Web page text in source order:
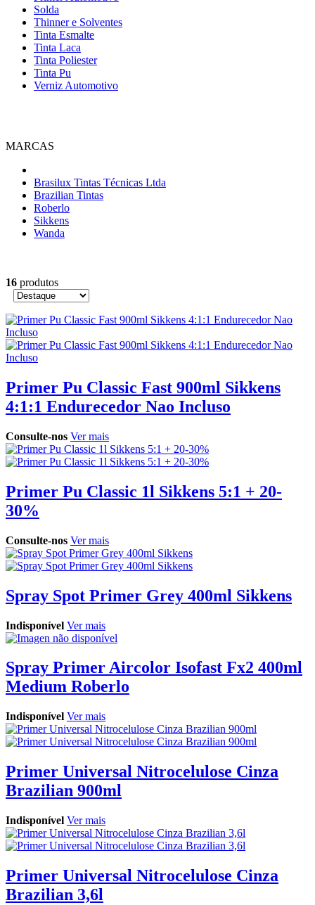
Solda
Thinner e Solventes
Tinta Esmalte
Tinta Laca
Tinta Poliester
Tinta Pu
Verniz Automotivo
MARCAS
Brasilux Tintas Técnicas Ltda
Brazilian Tintas
Roberlo
Sikkens
Wanda
16 produtos
Primer Pu Classic Fast 900ml Sikkens
4:1:1 Endurecedor Nao Incluso
Consulte-nos Ver mais
Primer Pu Classic 1l Sikkens 5:1 + 20-
30%
Consulte-nos Ver mais
Spray Spot Primer Grey 400ml Sikkens
Indisponível Ver mais
Spray Primer Aircolor Isofast Fx2 400ml
Medium Roberlo
Indisponível Ver mais
Primer Universal Nitrocelulose Cinza
Brazilian 900ml
Indisponível Ver mais
Primer Universal Nitrocelulose Cinza
Brazilian 3,6l